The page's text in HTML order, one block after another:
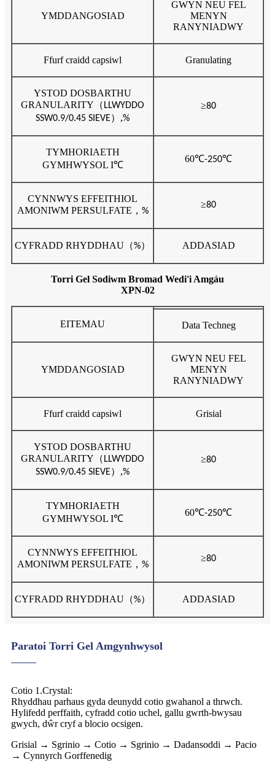
YMDDANGOSIAD
GWYN NEU FEL
MENYN
RANYNIADWY
Ffurf craidd capsiwl Granulating
YSTOD DOSBARTHU
GRANULARITY （ LLWYDDO
SSW0.9/0.45 SIEVE）,%
≥80
TYMHORIAETH
GYMHWYSOL I℃
60℃-250℃
CYNNWYS EFFEITHIOL
AMONIWM PERSULFATE ， %
≥80
CYFRADD RHYDDHAU （%） ADDASIAD
Torri Gel Sodiwm Bromad Wedi'i Amgáu
XPN-02
EITEMAU Data Techneg
YMDDANGOSIAD
GWYN NEU FEL
MENYN
RANYNIADWY
Ffurf craidd capsiwl Grisial
YSTOD DOSBARTHU
GRANULARITY （ LLWYDDO
SSW0.9/0.45 SIEVE）,%
≥80
TYMHORIAETH
GYMHWYSOL I℃
60℃-250℃
CYNNWYS EFFEITHIOL
AMONIWM PERSULFATE ， %
≥80
CYFRADD RHYDDHAU （%） ADDASIAD
Paratoi Torri Gel Amgynhwysol
Cotio 1.Crystal:
Rhyddhau parhaus gyda deunydd cotio gwahanol a thrwch.
Hylifedd perffaith, cyfradd cotio uchel, gallu gwrth-bwysau
gwych, dŵr cryf a blocio ocsigen.
Grisial → Sgrinio → Cotio → Sgrinio → Dadansoddi → Pacio
→ Cynnyrch Gorffenedig